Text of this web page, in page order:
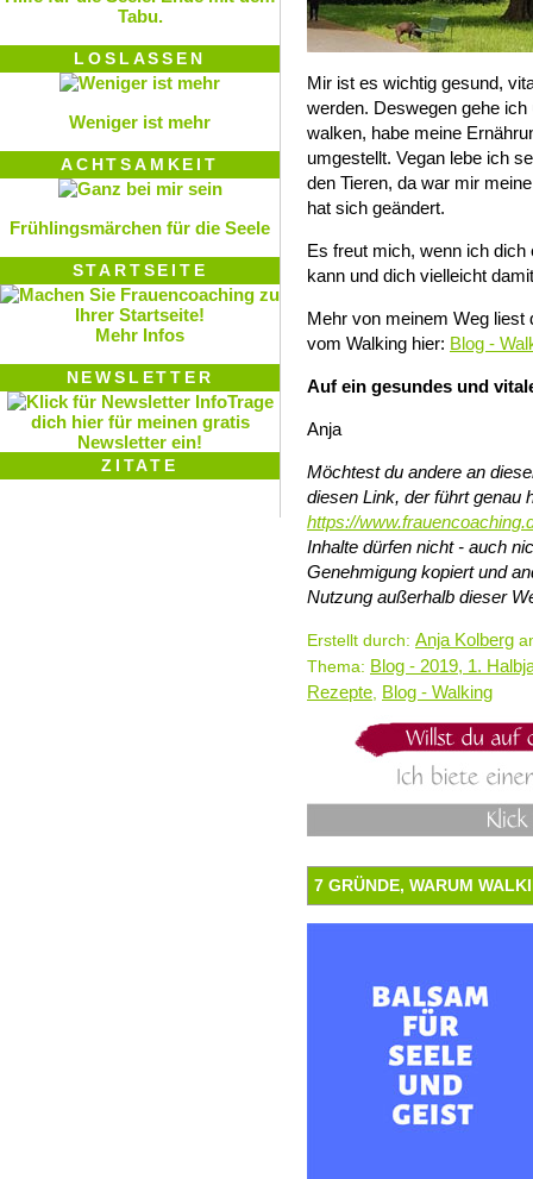
Mir ist es wichtig gesund,
werden. Deswegen gehe
walken, habe meine
umgestellt. Vegan lebe ich
den Tieren, da war mir
hat sich geändert.
Es freut mich, wenn ich
kann und dich vielleicht
Mehr von meinem Weg liest
vom Walking hier: Blog -
Auf ein gesundes und
Anja
Möchtest du andere an
diesen Link, der führt genau
https://
Inhalte dürfen nicht - auch
Genehmigung kopiert und
Nutzung außerhalb dieser
Erstellt durch: Anja Kolberg
Thema: Blog - 2019, 1.
Rezepte Blog - Walking
7 GRÜNDE, WARUM
Tabu.
LOSLASSEN
Weniger ist mehr
ACHTSAMKEIT
Frühlingsmärchen für die Seele
STARTSEITE
Mehr Infos
NEWSLETTER
Trage
dich hier für meinen gratis
Newsletter ein!
ZITATE